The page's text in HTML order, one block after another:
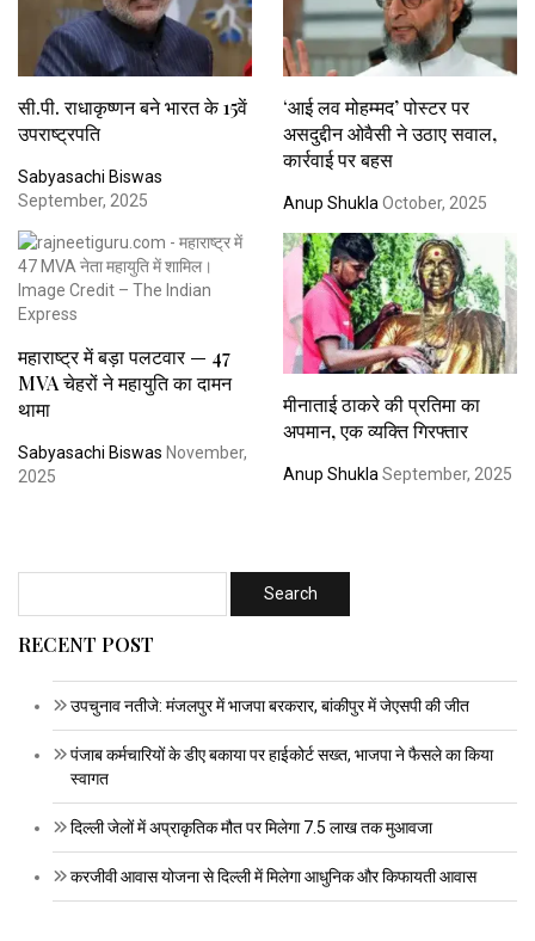
सी.पी. राधाकृष्णन बने भारत के 15वें
उपराष्ट्रपति
Sabyasachi Biswas
September, 2025
‘आई लव मोहम्मद’ पोस्टर पर
असदुद्दीन ओवैसी ने उठाए सवाल,
कार्रवाई पर बहस
Anup Shukla October, 2025
महाराष्ट्र में बड़ा पलटवार — 47
MVA चेहरों ने महायुति का दामन
थामा
Sabyasachi Biswas November,
2025
मीनाताई ठाकरे की प्रतिमा का
अपमान, एक व्यक्ति गिरफ्तार
Anup Shukla September, 2025
RECENT POST
उपचुनाव नतीजे: मंजलपुर में भाजपा बरकरार, बांकीपुर में जेएसपी की जीत
पंजाब कर्मचारियों के डीए बकाया पर हाईकोर्ट सख्त, भाजपा ने फैसले का किया
स्वागत
दिल्ली जेलों में अप्राकृतिक मौत पर मिलेगा 7.5 लाख तक मुआवजा
करजीवी आवास योजना से दिल्ली में मिलेगा आधुनिक और किफायती आवास